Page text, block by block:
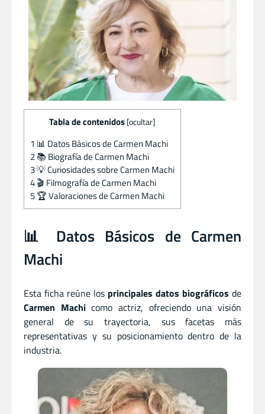
Tabla de contenidos [ocultar]
1 📊 Datos Básicos de Carmen Machi
2📚 Biografía de Carmen Machi
3💡 Curiosidades sobre Carmen Machi
4🎬 Filmografía de Carmen Machi
5🏆 Valoraciones de Carmen Machi
📊 Datos Básicos de Carmen
Machi
Esta ficha reúne los principales datos biográficos de
Carmen Machicomo actriz, ofreciendo una visión
general de su trayectoria, sus facetas más
representativas y su posicionamiento dentro de la
industria.